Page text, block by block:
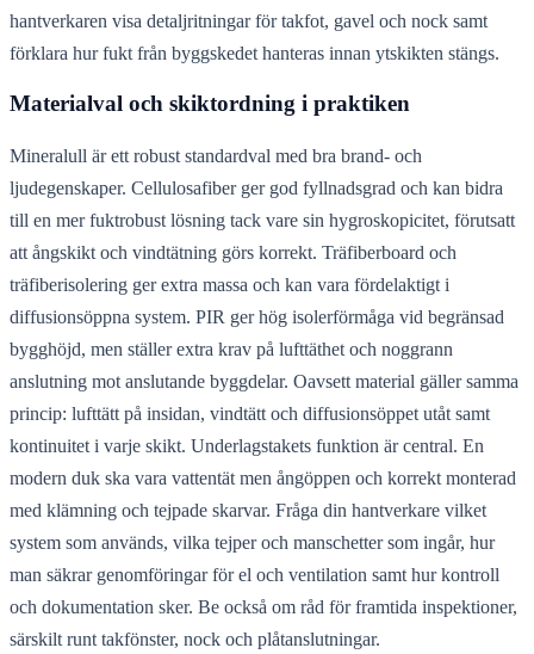
hantverkaren visa detaljritningar för takfot, gavel och nock samt
förklara hur fukt från byggskedet hanteras innan ytskikten stängs.
Materialval och skiktordning i praktiken
Mineralull är ett robust standardval med bra brand- och
ljudegenskaper. Cellulosafiber ger god fyllnadsgrad och kan bidra
till en mer fuktrobust lösning tack vare sin hygroskopicitet, förutsatt
att ångskikt och vindtätning görs korrekt. Träfiberboard och
träfiberisolering ger extra massa och kan vara fördelaktigt i
diffusionsöppna system. PIR ger hög isolerförmåga vid begränsad
bygghöjd, men ställer extra krav på lufttäthet och noggrann
anslutning mot anslutande byggdelar. Oavsett material gäller samma
princip: lufttätt på insidan, vindtätt och diffusionsöppet utåt samt
kontinuitet i varje skikt. Underlagstakets funktion är central. En
modern duk ska vara vattentät men ångöppen och korrekt monterad
med klämning och tejpade skarvar. Fråga din hantverkare vilket
system som används, vilka tejper och manschetter som ingår, hur
man säkrar genomföringar för el och ventilation samt hur kontroll
och dokumentation sker. Be också om råd för framtida inspektioner,
särskilt runt takfönster, nock och plåtanslutningar.